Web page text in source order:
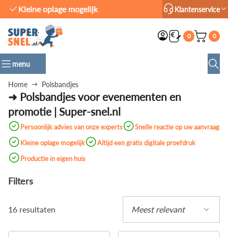
Productie in eigen huis Klantenservice
0 0
menu
Home Polsbandjes
➜ Polsbandjes voor evenementen en
promotie | Super-snel.nl
Persoonlijk advies van onze experts
Snelle reactie op uw aanvraag
Kleine oplage mogelijk
Altijd een gratis digitale proefdruk
Productie in eigen huis
Filters
16 resultaten Meest relevant